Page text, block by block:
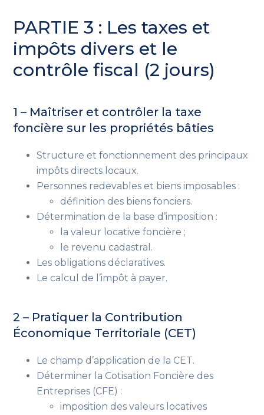
PARTIE 3 : Les taxes et
impôts divers et le
contrôle fiscal (2 jours)
1 – Maîtriser et contrôler la taxe
foncière sur les propriétés bâties
Structure et fonctionnement des principaux
impôts directs locaux.
Personnes redevables et biens imposables :
définition des biens fonciers.
Détermination de la base d’imposition :
la valeur locative foncière ;
le revenu cadastral.
Les obligations déclaratives.
Le calcul de l’impôt à payer.
2 – Pratiquer la Contribution
Économique Territoriale (CET)
Le champ d’application de la CET.
Déterminer la Cotisation Foncière des
Entreprises (CFE) :
imposition des valeurs locatives